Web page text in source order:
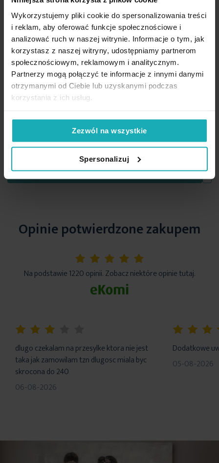
Wykorzystujemy pliki cookie do spersonalizowania treści
i reklam, aby oferować funkcje społecznościowe i
analizować ruch w naszej witrynie. Informacje o tym, jak
korzystasz z naszej witryny, udostępniamy partnerom
społecznościowym, reklamowym i analitycznym.
Partnerzy mogą połączyć te informacje z innymi danymi
otrzymanymi od Ciebie lub uzyskanymi podczas
korzystania z ich usług.
Zezwól na wszystkie
Spersonalizuj
Tkanina zasłonowa zaciemniająca szenilowa typu dimout z
kolekcji Pierre Cardin Eurofirany wys. 320 cm, kolor kremowy
Zobacz produkt
Opinie potwierdzone zakupem
5%
Na podstawie 1220 opinii. Zobacz niektóre opinie tutaj.
dlugo czekalam na przesylke ktora nie jest
taka jak zamowilam tzn dlugosc miala byc
skrocona do 240
06-08-2026
Dodatkowe
05-08-2026